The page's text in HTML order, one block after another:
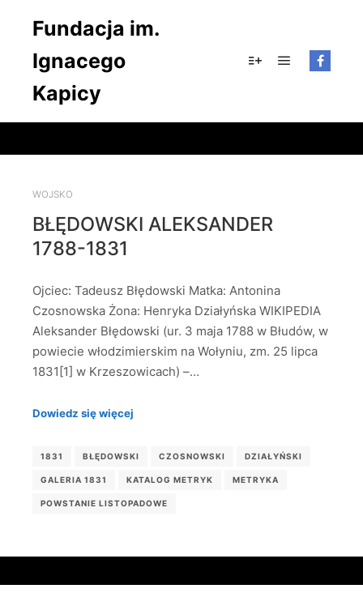
Fundacja im.
Ignacego
Kapicy
WOJSKO
BŁĘDOWSKI ALEKSANDER
1788-1831
Ojciec: Tadeusz Błędowski Matka: Antonina
Czosnowska Żona: Henryka Działyńska WIKIPEDIA
Aleksander Błędowski (ur. 3 maja 1788 w Błudów, w
powiecie włodzimierskim na Wołyniu, zm. 25 lipca
1831[1] w Krzeszowicach) –…
Dowiedz się więcej
1831 BŁĘDOWSKI CZOSNOWSKI DZIAŁYŃSKI
GALERIA 1831 KATALOG METRYK METRYKA
POWSTANIE LISTOPADOWE